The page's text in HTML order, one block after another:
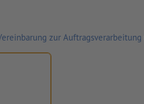
zur Auftragsverarbeitung